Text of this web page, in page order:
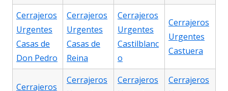
Cerrajeros
Urgentes
Casas de
Don Pedro
Cerrajeros
Urgentes
Casas de
Reina
Cerrajeros
Urgentes
Castilblanc
o
Cerrajeros
Urgentes
Castuera
Cerrajeros
Cerrajeros
Cerrajeros
Cerrajeros